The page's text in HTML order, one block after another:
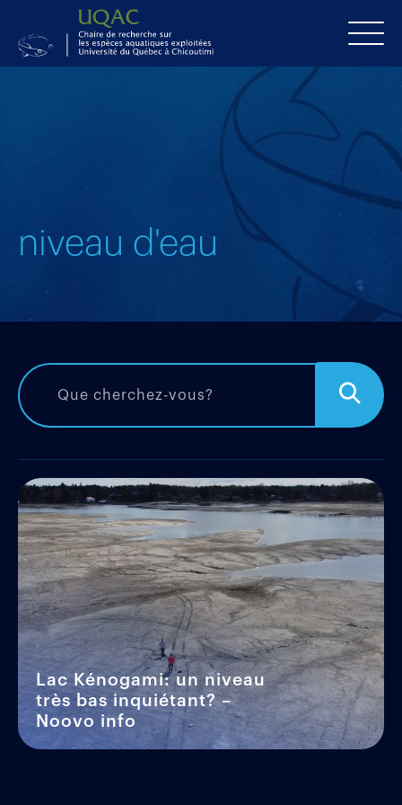
niveau d'eau
Lac Kénogami: un niveau
très bas inquiétant? –
Noovo info